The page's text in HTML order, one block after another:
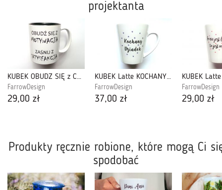
projektanta
KUBEK OBUDŹ SIĘ z CZARNYM WNĘTRZEM
FarrowDesign
29,00 zł
KUBEK Latte KOCHANY DZIADEK
FarrowDesign
37,00 zł
KUBEK
FarrowDesign
29,00 zł
Produkty ręcznie robione, które mogą Ci
spodobać